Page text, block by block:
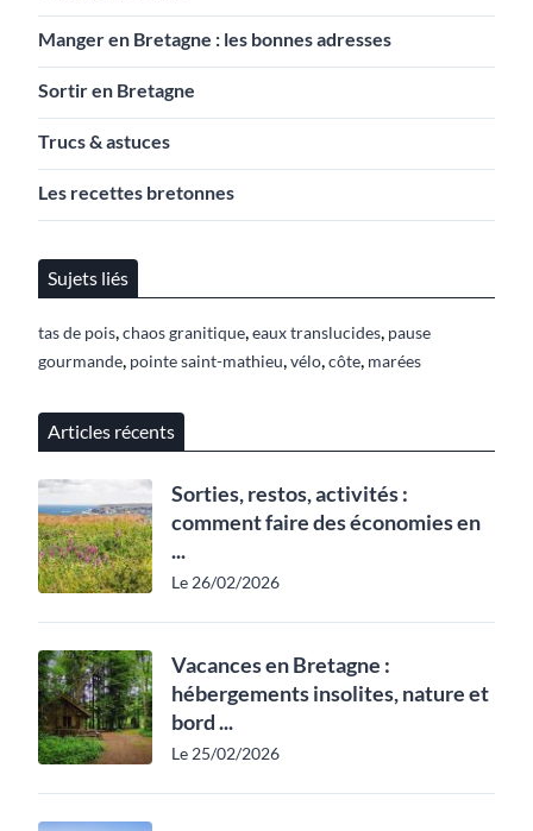
Manger en Bretagne : les bonnes adresses
Sortir en Bretagne
Trucs & astuces
Les recettes bretonnes
Sujets liés
tas de pois chaos granitique eaux translucides pause
gourmande pointe saint-mathieu vélo côte marées
Articles récents
Sorties, restos, activités :
comment faire des économies en
...
Le 26/02/2026
Vacances en Bretagne :
hébergements insolites, nature et
bord ...
Le 25/02/2026